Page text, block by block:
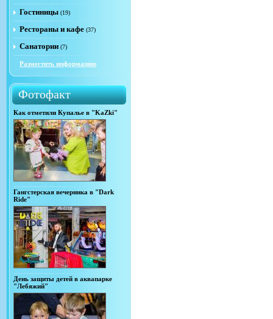
Гостиницы (19)
Рестораны и кафе (37)
Санатории (7)
Разместить информацию
Фотофакт
Как отметили Купалье в "KaZki"
Гангстерская вечеринка в "Dark
Ride"
День защиты детей в аквапарке
"Лебяжий"